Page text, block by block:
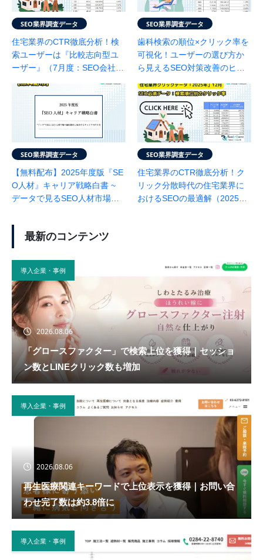
SEO業界調査データ
住宅業界のCTR徹底分析！検
索ユーザーは『比較志向型ユ
ーザー』（7月度：SEO会社ラ
SEO業界調査データ
歯科検索の順位×クリック率を
可視化！ユーザーの選び方か
ら見えるSEO対策改善のヒン
エスト調べ）
SEO業界調査データ
【無料配布】2025年度版『SE
O人材』キャリア戦略白書 ~
データで見るSEO人材市場の
の作り方 ~（SEO会社ランク
エスト調査）
SEO業界調査データ
住宅業界のCTR徹底分析！ク
リック分散時代の住宅業界に
おけるSEOの最適解（2025年
最新のコンテンツ
導入企業・事例
2026.08.06
「グロースファクター」で検索上位を獲得｜セッショ
ン数とLINEクリック数も増加
導入企業・事例
2026.08.06
再生医療関連キーワードで上位表示を獲得｜お問い合
わせ完了数は約3.8倍に
導入企業・事例